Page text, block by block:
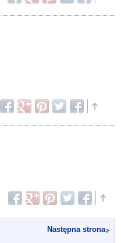
Następna strona